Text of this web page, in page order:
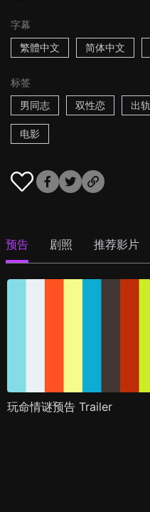
字幕
繁體中文
简体中文
标签
男同志
双性恋 出轨
电影
预告 剧照 推荐影片
玩命情谜预告 Trailer